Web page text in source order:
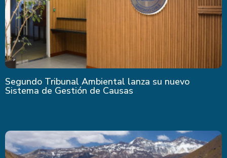
Segundo Tribunal Ambiental lanza su nuevo
Sistema de Gestión de Causas